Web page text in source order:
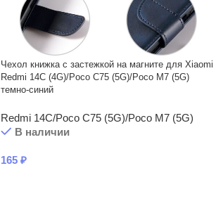
Чехол книжка с застежкой на магните для Xiaomi
Redmi 14C (4G)/Poco C75 (5G)/Poco M7 (5G)
темно-синий
Redmi 14C/Poco C75 (5G)/Poco M7 (5G)
В наличии
165 ₽